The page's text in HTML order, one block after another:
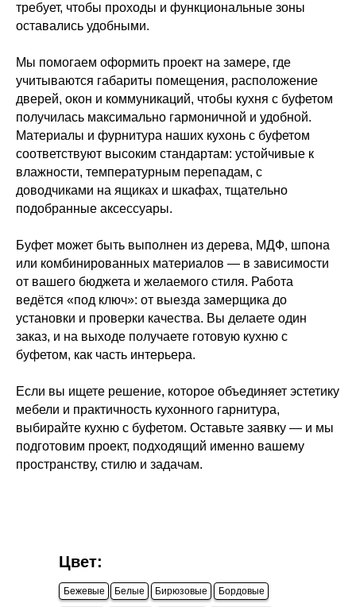
требует, чтобы проходы и функциональные зоны
оставались удобными.
Мы помогаем оформить проект на замере, где
учитываются габариты помещения, расположение
дверей, окон и коммуникаций, чтобы кухня с буфетом
получилась максимально гармоничной и удобной.
Материалы и фурнитура наших кухонь с буфетом
соответствуют высоким стандартам: устойчивые к
влажности, температурным перепадам, с
доводчиками на ящиках и шкафах, тщательно
подобранные аксессуары.
Буфет может быть выполнен из дерева, МДФ, шпона
или комбинированных материалов — в зависимости
от вашего бюджета и желаемого стиля. Работа
ведётся «под ключ»: от выезда замерщика до
установки и проверки качества. Вы делаете один
заказ, и на выходе получаете готовую кухню с
буфетом, как часть интерьера.
Если вы ищете решение, которое объединяет эстетику
мебели и практичность кухонного гарнитура,
выбирайте кухню с буфетом. Оставьте заявку — и мы
подготовим проект, подходящий именно вашему
пространству, стилю и задачам.
Бежевые Белые Бирюзовые Бордовые
Цвет: